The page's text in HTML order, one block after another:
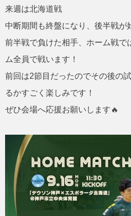
来週は北海道戦
中断期間も終盤になり、後半戦が
前半戦で負けた相手、ホーム戦で
ム全員で戦います！
前回は2節目だったのでその後の
るかすごく楽しみです！
ぜひ会場へ応援お願いします🔥